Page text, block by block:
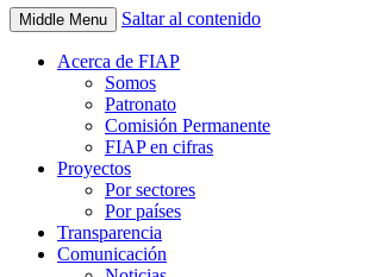
Middle Menu Saltar al contenido
Acerca de FIAP
Somos
Patronato
Comisión Permanente
FIAP en cifras
Proyectos
Por sectores
Por países
Transparencia
Comunicación